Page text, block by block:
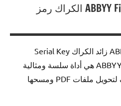
ABBYY FineReader 16.0.14.7295 الكراك رمز
ABBYY FineReader 16.0.14.7 زائد الكراك Serial Key
ABBYY FineReader 16.0.14.7295 هي أداة سلسة ومثالية
للتعرف البصري على الأحرف لتحويل ملفات PDF ومسحها